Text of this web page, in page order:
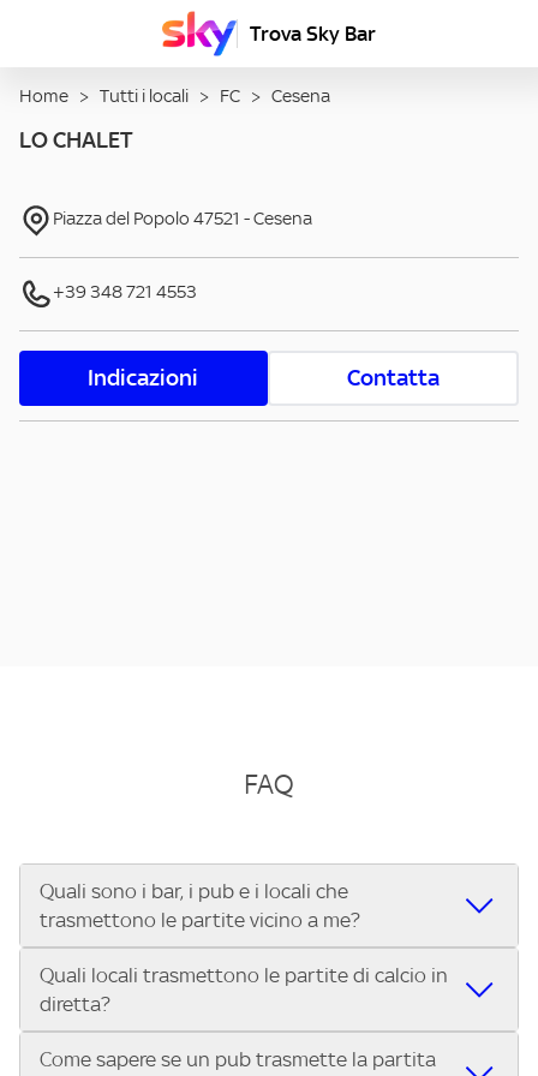
Trova Sky Bar
Home > Tutti i locali > FC > Cesena
LO CHALET
Piazza del Popolo 47521 -Cesena
+39 348 721 4553
Indicazioni Contatta
FAQ
Quali sono i bar, i pub e i locali che
trasmettono le partite vicino a me?
Se cerchi un bar, pub, ristorante o locale vicino a te per
vedere le partite di Serie A ENILIVE, la Serie C Sky Wifi, la
UEFA Champions League, la UEFA Europa League, la UEFA
Conference League, il Tennis, la Formula 1®, la MotoGP™ e
Quali locali trasmettono le partite di calcio in
diretta?
Vuoi sapere quali bar, pub o ristoranti mostrano le partite
Come sapere se un pub trasmette la partita